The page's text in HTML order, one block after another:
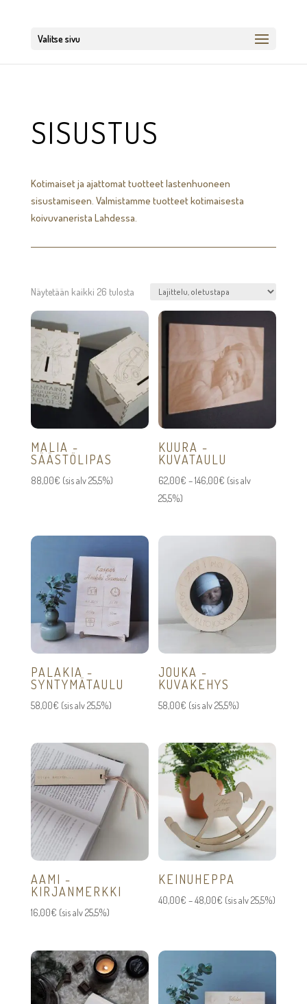
Valitse sivu
SISUSTUS
Kotimaiset ja ajattomat tuotteet lastenhuoneen
sisustamiseen. Valmistamme tuotteet kotimaisesta
koivuvanerista Lahdessa.
Näytetään kaikki 26 tulosta
MALIA -
SÄÄSTÖLIPAS
88,00€ (sis alv 25,5%)
KUURA -
KUVATAULU
62,00€ –146,00€ Hintaluokka:
146,00€
(sis alv
25,5%)
PALAKIA -
SYNTYMÄTAULU
58,00€ (sis alv 25,5%)
JOUKA -
KUVAKEHYS
58,00€ (sis alv 25,5%)
AAMI -
KIRJANMERKKI
16,00€ (sis alv 25,5%)
KEINUHEPPA
40,00€ –48,00€ Hintaluokka:
48,00€
(sis alv 25,5%)